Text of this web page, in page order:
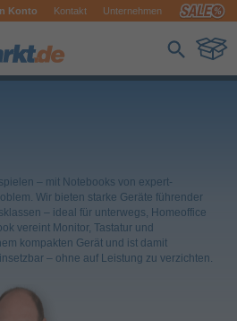
Konto Kontakt Unternehmen
– mit Notebooks von expert-
Wir bieten starke Geräte führender
– ideal für unterwegs, Homeoffice
vereint Monitor, Tastatur und
kompakten Gerät und ist damit
– ohne auf Leistung zu verzichten.